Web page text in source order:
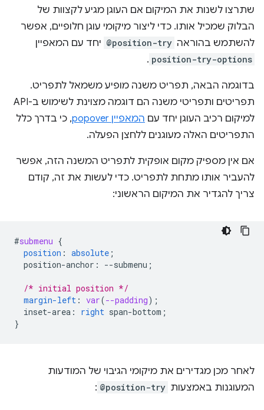
שתרצו לשנות את המיקום אם העוגן מגיע לקצוות של
הבלוק שמכיל אותו. כדי ליצור מיקומי עוגן חלופיים, אפשר
להשתמש בהוראה @position-try יחד עם המאפיין
position-try-options
.
בדוגמה הבאה, תפריט משנה מופיע משמאל לתפריט.
תפריטים ותפריטי משנה הם דוגמה מצוינת לשימוש ב-API
למיקום רכיב העוגן יחד עם המאפיין popover
, כי בדרך כלל
התפריטים האלה מעוגנים ללחצן הפעלה.
אם אין מספיק מקום אופקית לתפריט המשנה הזה, אפשר
להעביר אותו מתחת לתפריט. כדי לעשות את זה, קודם
צריך להגדיר את המיקום הראשוני:
#submenu {
position : absolute ;
position-anchor : --submenu ;
/* initial position */
margin-left : var(--padding);
inset-area : right span-bottom ;
}
לאחר מכן מגדירים את מיקומי הגיבוי של המודעות
המעוגנות באמצעות @position-try
: